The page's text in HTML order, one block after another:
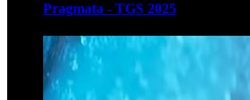
Pragmata - TGS 2025